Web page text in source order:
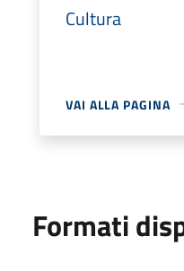
Cultura
VAI ALLA PAGINA
Formati